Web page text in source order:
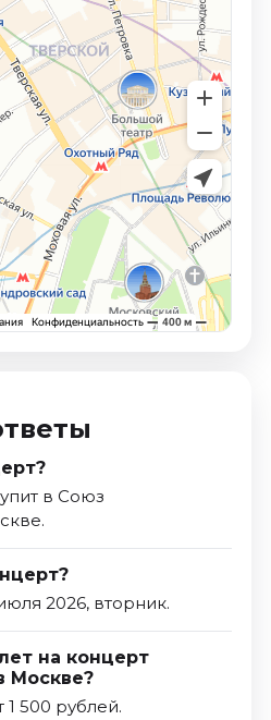
в Союз
2026, вторник.
на концерт
Москве?
1 500 рублей.